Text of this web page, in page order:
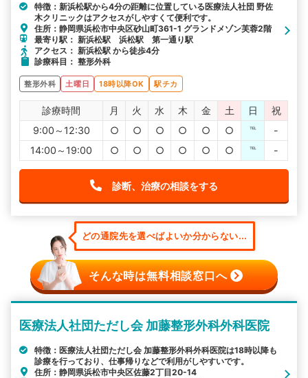
特徴：新浜松駅から4分の距離に位置している医療法人社団 野佐
木クリニックはアクセスがしやすくて便利です。
住所：静岡県浜松市中央区砂山町361-1 グランドメゾン芙蓉2階
最寄り駅： 新浜松駅 浜松駅 第一通り駅
アクセス： 新浜松駅 から徒歩4分
診療科目： 整形外科
整形外科 土曜日 18時以降OK 駅チカ
診療時間 月 火 水 木 金 土 日
祝
9:00～12:30
○ ○ ○ ○ ○ ○ ℡
-
14:00～19:00
○ ○ ○ ○ ○ ○ ℡ -
診断、治療の相談をする
どの通院先を選べばよいか分からない...
そんな時は無料相談窓口へ
医療法人社団ただし会 加藤整形外科外科医院
特徴：医療法人社団ただし会 加藤整形外科外科医院は18時以降も
診療を行っており、仕事帰りなどで利用がしやすいです。
住所：静岡県浜松市中央区佐藤2丁目20-14